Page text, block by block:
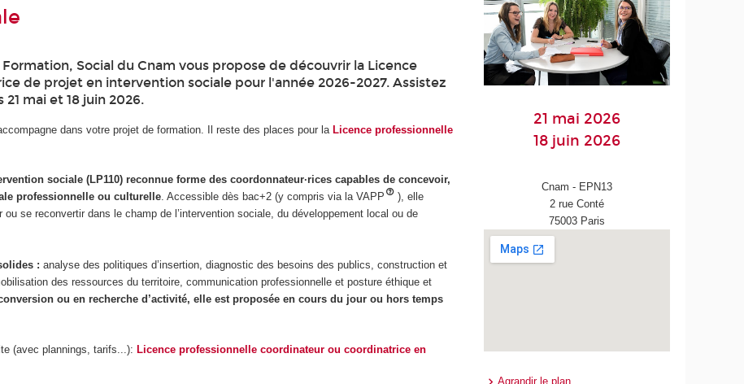
Social du Cnam vous propose de découvrir la Licence
de projet en intervention sociale pour l'année 2026-2027. Assistez
mai et 18 juin 2026.
dans votre projet de formation. Il reste des places pour la Licence professionnelle
sociale (LP110) reconnue forme des coordonnateur·rices capables de concevoir,
professionnelle ou culturelle. Accessible dès bac+2 (y compris via la VAPP
), elle
se reconvertir dans le champ de l’intervention sociale, du développement local ou de
: analyse des politiques d’insertion, diagnostic des besoins des publics, construction et
des ressources du territoire, communication professionnelle et posture éthique et
ou en recherche d’activité, elle est proposée en cours du jour ou hors temps
(avec plannings, tarifs...): Licence professionnelle coordinateur ou coordinatrice en
21 mai 2026
18 juin 2026
Cnam - EPN13
2 rue Conté
75003 Paris
Agrandir le plan